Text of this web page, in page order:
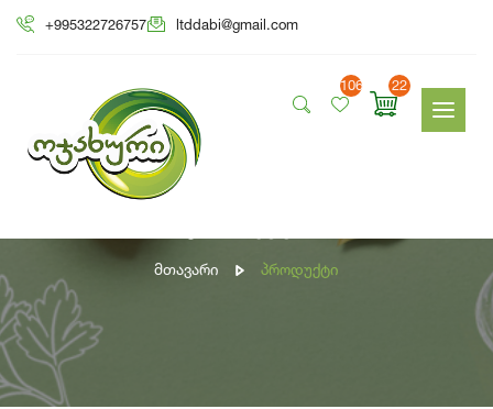
+995322726757 ltddabi@gmail.com
106 22
პროდუქტი
Მთავარი Პროდუქტი